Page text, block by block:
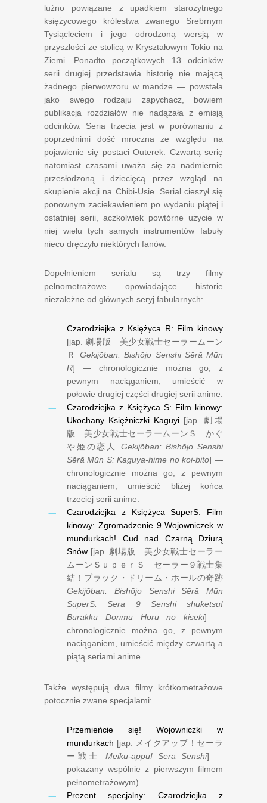
luźno powiązane z upadkiem starożytnego
księżycowego królestwa zwanego Srebrnym
Tysiącleciem i jego odrodzoną wersją w
przyszłości ze stolicą w Kryształowym Tokio na
Ziemi. Ponadto początkowych 13 odcinków
serii drugiej przedstawia historię nie mającą
żadnego pierwowzoru w mandze — powstała
jako swego rodzaju zapychacz, bowiem
publikacja rozdziałów nie nadążała z emisją
odcinków. Seria trzecia jest w porównaniu z
poprzednimi dość mroczna ze względu na
pojawienie się postaci Outerek. Czwartą serię
natomiast czasami uważa się za nadmiernie
przesłodzoną i dziecięcą przez wzgląd na
skupienie akcji na Chibi-Usie. Serial cieszył się
ponownym zaciekawieniem po wydaniu piątej i
ostatniej serii, aczkolwiek powtórne użycie w
niej wielu tych samych instrumentów fabuły
nieco dręczyło niektórych fanów.
Dopełnieniem serialu są trzy filmy
pełnometrażowe opowiadające historie
niezależne od głównych seryj fabularnych:
Czarodziejka z Księżyca R: Film kinowy
[jap. 劇場版 美少女戦士セーラームーン
Ｒ
Gekijōban: Bishōjo Senshi Sērā Mūn
R] — chronologicznie można go, z
pewnym naciąganiem, umieścić w
połowie drugiej części drugiej serii anime.
Czarodziejka z Księżyca S: Film kinowy:
Ukochany Księżniczki Kaguyi [jap. 劇場
版 美少女戦士セーラームーンＳ かぐ
や姫の恋人
Gekijōban: Bishōjo Senshi
Sērā Mūn S: Kaguya-hime no koi-bito] —
chronologicznie można go, z pewnym
naciąganiem, umieścić bliżej końca
trzeciej serii anime.
Czarodziejka z Księżyca SuperS: Film
kinowy: Zgromadzenie 9 Wojowniczek w
mundurkach! Cud nad Czarną Dziurą
Snów [jap. 劇場版 美少女戦士セーラー
ムーンＳｕｐｅｒＳ セーラー９戦士集
結！ブラック・ドリーム・ホールの奇跡
Gekijōban: Bishōjo Senshi Sērā Mūn
SuperS: Sērā 9 Senshi shūketsu!
Burakku Dorīmu Hōru no kiseki] —
chronologicznie można go, z pewnym
naciąganiem, umieścić między czwartą a
piątą seriami anime.
Także występują dwa filmy krótkometrażowe
potocznie zwane specjalami:
Przemieńcie się! Wojowniczki w
mundurkach [jap.
メイクアップ！セーラ
ー戦士
Meiku-appu! Sērā Senshi] —
pokazany wspólnie z pierwszym filmem
pełnometrażowym).
Prezent specjalny: Czarodziejka z